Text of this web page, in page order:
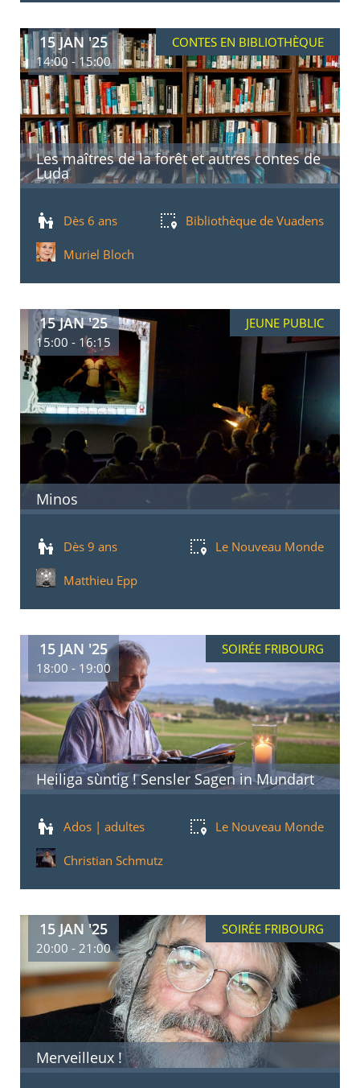
Les maîtres de la forêt et autres contes de
Luda
15 JAN '25
14:00 - 15:00
CONTES EN BIBLIOTHÈQUE
Dès 6 ans Bibliothèque de Vuadens
Muriel Bloch
Minos
15 JAN '25
15:00 - 16:15
JEUNE PUBLIC
Dès 9 ans Le Nouveau Monde
Matthieu Epp
Heiliga sùntig ! Sensler Sagen in Mundart
15 JAN '25
18:00 - 19:00
SOIRÉE FRIBOURG
Ados | adultes Le Nouveau Monde
Christian Schmutz
Merveilleux !
15 JAN '25
20:00 - 21:00
SOIRÉE FRIBOURG